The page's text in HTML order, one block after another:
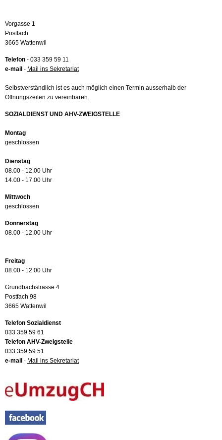
Vorgasse 1
Postfach
3665 Wattenwil
Telefon - 033 359 59 11
e-mail - Mail ins Sekretariat
Selbstverständlich ist es auch möglich einen Termin ausserhalb der
Öffnungszeiten zu vereinbaren.
SOZIALDIENST UND AHV-ZWEIGSTELLE
Montag
geschlossen
Dienstag
08.00 - 12.00 Uhr
14.00 - 17.00 Uhr
Mittwoch
geschlossen
Donnerstag
08.00 - 12.00 Uhr
Freitag
08.00 - 12.00 Uhr
Grundbachstrasse 4
Postfach 98
3665 Wattenwil
Telefon Sozialdienst
033 359 59 61
Telefon AHV-Zweigstelle
033 359 59 51
e-mail - Mail ins Sekretariat